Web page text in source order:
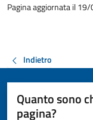
Pagina aggiornata il
Indietro
Quanto sono
pagina?